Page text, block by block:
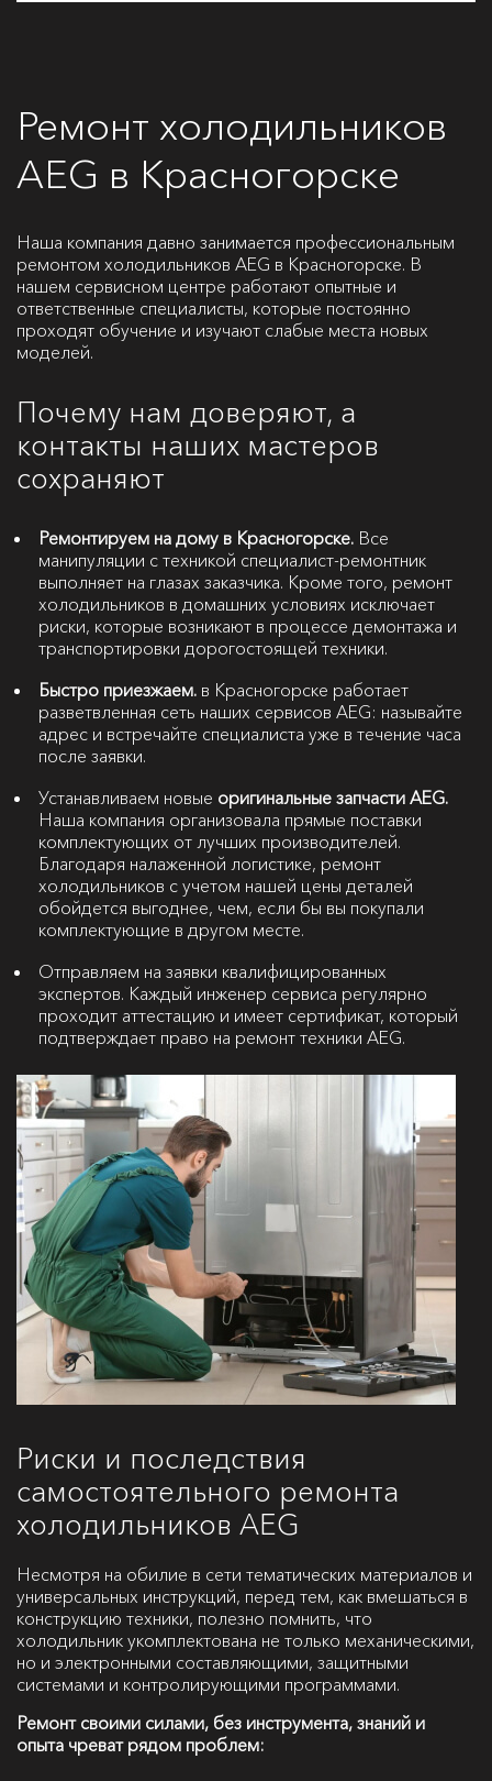
Ремонт холодильников
AEG в Красногорске
Наша компания давно занимается профессиональным
ремонтом холодильников AEG в Красногорске. В
нашем сервисном центре работают опытные и
ответственные специалисты, которые постоянно
проходят обучение и изучают слабые места новых
моделей.
Почему нам доверяют, а
контакты наших мастеров
сохраняют
Ремонтируем на дому в Красногорске. Все
манипуляции с техникой специалист-ремонтник
выполняет на глазах заказчика. Кроме того, ремонт
холодильников в домашних условиях исключает
риски, которые возникают в процессе демонтажа и
транспортировки дорогостоящей техники.
Быстро приезжаем. в Красногорске работает
разветвленная сеть наших сервисов AEG: называйте
адрес и встречайте специалиста уже в течение часа
после заявки.
Устанавливаем новые оригинальные запчасти AEG.
Наша компания организовала прямые поставки
комплектующих от лучших производителей.
Благодаря налаженной логистике, ремонт
холодильников с учетом нашей цены деталей
обойдется выгоднее, чем, если бы вы покупали
комплектующие в другом месте.
Отправляем на заявки квалифицированных
экспертов. Каждый инженер сервиса регулярно
проходит аттестацию и имеет сертификат, который
подтверждает право на ремонт техники AEG.
Риски и последствия
самостоятельного ремонта
холодильников AEG
Несмотря на обилие в сети тематических материалов и
универсальных инструкций, перед тем, как вмешаться в
конструкцию техники, полезно помнить, что
холодильник укомплектована не только механическими,
но и электронными составляющими, защитными
системами и контролирующими программами.
Ремонт своими силами, без инструмента, знаний и
опыта чреват рядом проблем: